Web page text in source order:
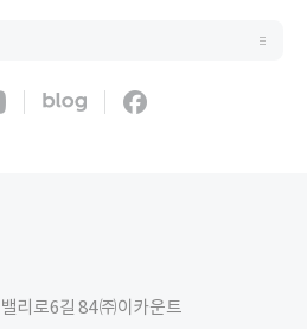
리로6길 84 ㈜이카운트